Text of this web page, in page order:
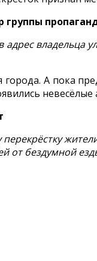
группы
адрес
А пока
от бездумной